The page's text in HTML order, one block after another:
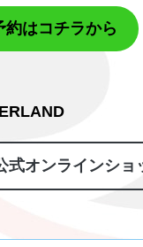
約はコチラから
式オンラインショ